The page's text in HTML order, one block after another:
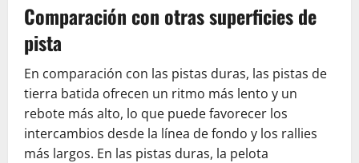
Comparación con otras superficies de
pista
En comparación con las pistas duras, las pistas de
tierra batida ofrecen un ritmo más lento y un
rebote más alto, lo que puede favorecer los
intercambios desde la línea de fondo y los rallies
más largos. En las pistas duras, la pelota